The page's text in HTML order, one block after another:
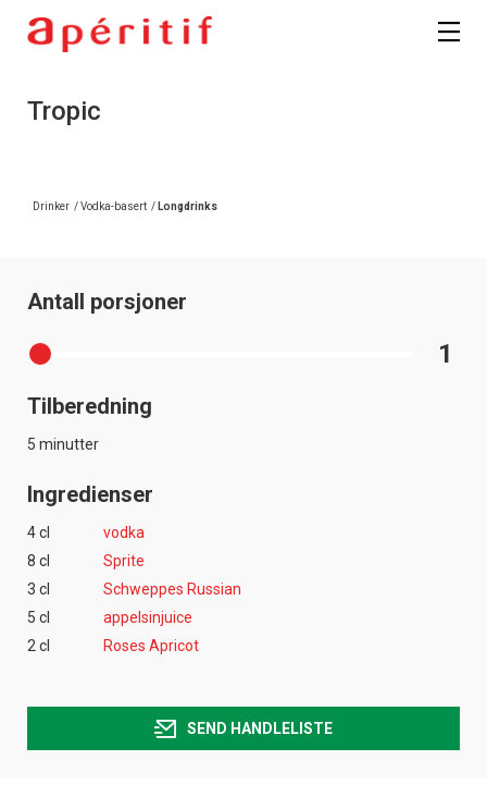
Tropic
Drinker /Vodka-basert / Longdrinks
Antall porsjoner
1
Tilberedning
5 minutter
Ingredienser
4 cl
vodka
8 cl
Sprite
3 cl
Schweppes Russian
5 cl
appelsinjuice
2 cl
Roses Apricot
SEND HANDLELISTE